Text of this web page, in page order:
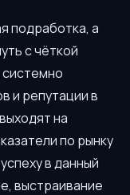
подработка, а
с чёткой
и репутации в
на
по рынку
в данный
выстраивание